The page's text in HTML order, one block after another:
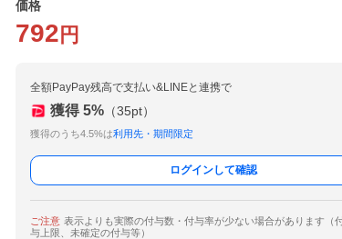
価格
792 円
全額PayPay残高で支払い&LINEと連携で
獲得 5% （35pt）
獲得のうち4.5%は利用先・期間限定
ログインして確認
ご注意 表示よりも実際の付与数・付与率が少ない場合があります（
与上限、未確定の付与等）